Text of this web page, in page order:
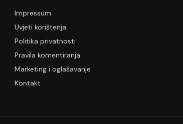
Impressum
Uvjeti korištenja
Politika privatnosti
Pravila komentiranja
Marketing i oglašavanje
Kontakt